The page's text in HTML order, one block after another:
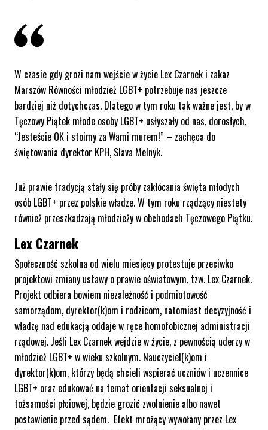
W czasie gdy grozi nam wejście w życie Lex Czarnek i zakaz
Marszów Równości młodzież LGBT+ potrzebuje nas jeszcze
bardziej niż dotychczas. Dlatego w tym roku tak ważne jest, by w
Tęczowy Piątek młode osoby LGBT+ usłyszały od nas, dorosłych,
“Jesteście OK i stoimy za Wami murem!” – zachęca do
świętowania dyrektor KPH, Slava Melnyk.
Już prawie tradycją stały się próby zakłócania święta młodych
osób LGBT+ przez polskie władze. W tym roku rządzący niestety
również przeszkadzają młodzieży w obchodach Tęczowego Piątku.
Lex Czarnek
Społeczność szkolna od wielu miesięcy protestuje przeciwko
projektowi zmiany ustawy o prawie oświatowym, tzw. Lex Czarnek.
Projekt odbiera bowiem niezależność i podmiotowość
samorządom, dyrektor(k)om i rodzicom, natomiast decyzyjność i
władzę nad edukacją oddaje w ręce homofobicznej administracji
rządowej. Jeśli Lex Czarnek wejdzie w życie, z pewnością uderzy w
młodzież LGBT+ w wieku szkolnym. Nauczyciel(k)om i
dyrektor(k)om, którzy będą chcieli wspierać uczniów i uczennice
LGBT+ oraz edukować na temat orientacji seksualnej i
tożsamości płciowej, będzie grozić zwolnienie albo nawet
postawienie przed sądem. Efekt mrożący wywołany przez Lex